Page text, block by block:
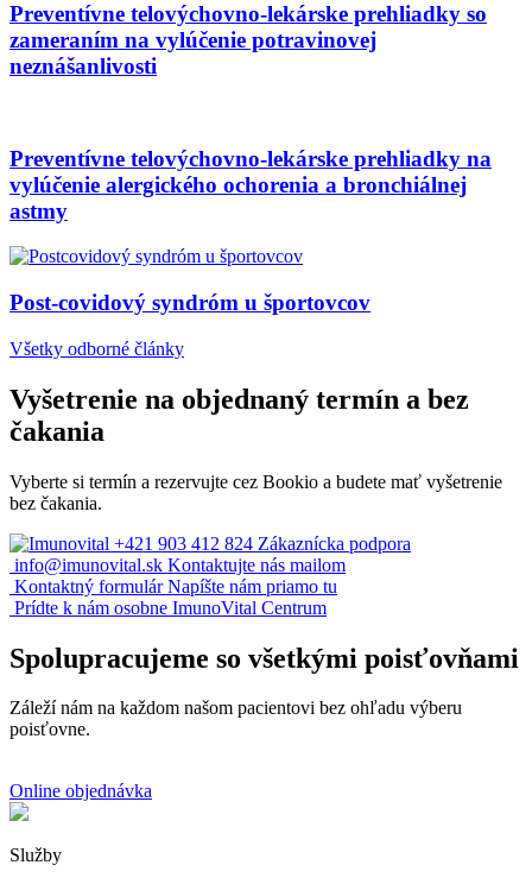
Preventívne telovýchovno-lekárske prehliadky so
zameraním na vylúčenie potravinovej
neznášanlivosti
Preventívne telovýchovno-lekárske prehliadky na
vylúčenie alergického ochorenia a bronchiálnej
astmy
Post-covidový syndróm u športovcov
Všetky odborné články
Vyšetrenie na objednaný termín a bez
čakania
Vyberte si termín a rezervujte cez Bookio a budete mať vyšetrenie
bez čakania.
+421 903 412 824 Zákaznícka podpora
info@imunovital.sk Kontaktujte nás mailom
Kontaktný formulár Napíšte nám priamo tu
Prídte k nám osobne ImunoVital Centrum
Spolupracujeme so všetkými poisťovňami
Záleží nám na každom našom pacientovi bez ohľadu výberu
poisťovne.
Online objednávka
Služby